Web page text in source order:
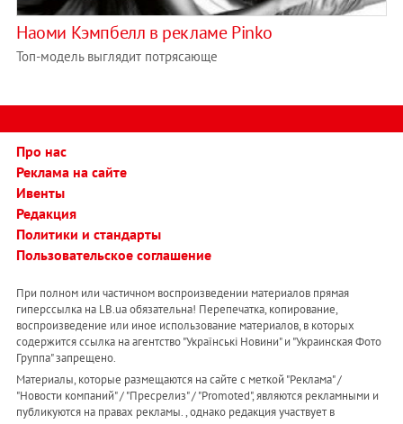
Наоми Кэмпбелл в рекламе Pinko
Топ-модель выглядит потрясающе
Про нас
Реклама на сайте
Ивенты
Редакция
Политики и стандарты
Пользовательское соглашение
При полном или частичном воспроизведении материалов прямая
гиперссылка на LB.ua обязательна! Перепечатка, копирование,
воспроизведение или иное использование материалов, в которых
содержится ссылка на агентство "Українськi Новини" и "Украинская Фото
Группа" запрещено.
Материалы, которые размещаются на сайте с меткой "Реклама" /
"Новости компаний" / "Пресрелиз" / "Promoted", являются рекламными и
публикуются на правах рекламы. , однако редакция участвует в